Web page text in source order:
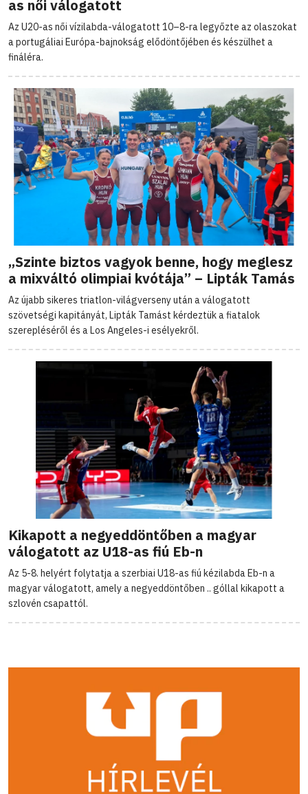
as női válogatott
Az U20-as női vízilabda-válogatott 10–8-ra legyőzte az olaszokat
a portugáliai Európa-bajnokság elődöntőjében és készülhet a
fináléra.
„Szinte biztos vagyok benne, hogy meglesz
a mixváltó olimpiai kvótája” – Lipták Tamás
Az újabb sikeres triatlon-világverseny után a válogatott
szövetségi kapitányát, Lipták Tamást kérdeztük a fiatalok
szerepléséről és a Los Angeles-i esélyekről.
Kikapott a negyeddöntőben a magyar
válogatott az U18-as fiú Eb-n
Az 5-8. helyért folytatja a szerbiai U18-as fiú kézilabda Eb-n a
magyar válogatott, amely a negyeddöntőben .. góllal kikapott a
szlovén csapattól.